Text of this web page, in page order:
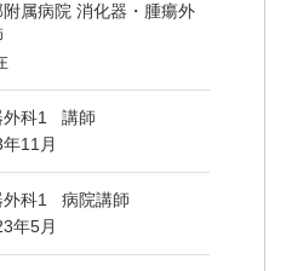
属病院 消化器・腫瘍外
外科1 講師
11月
科1 病院講師
年5月